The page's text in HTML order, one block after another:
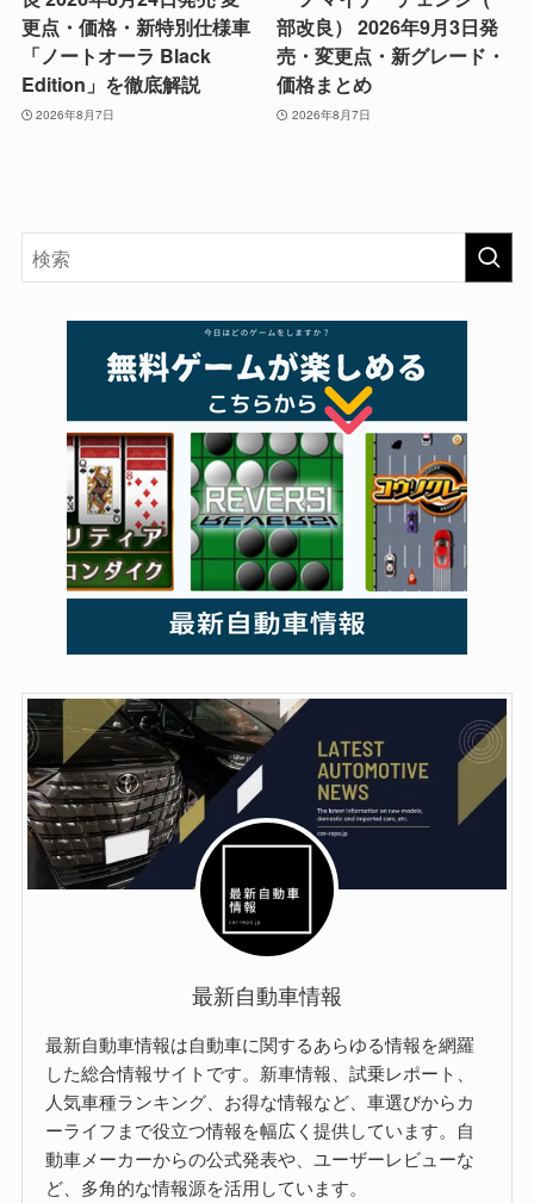
更点・価格・新特別仕様車
「ノートオーラ Black
Edition」を徹底解説
2026年8月7日
部改良） 2026年9月3日発
売・変更点・新グレード・
価格まとめ
2026年8月7日
最新自動車情報
最新自動車情報は自動車に関するあらゆる情報を網羅
した総合情報サイトです。新車情報、試乗レポート、
人気車種ランキング、お得な情報など、車選びからカ
ーライフまで役立つ情報を幅広く提供しています。自
動車メーカーからの公式発表や、ユーザーレビューな
ど、多角的な情報源を活用しています。